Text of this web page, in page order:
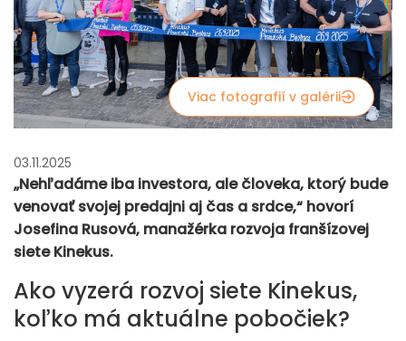
Viac fotografií v galérii
03.11.2025
„Nehľadáme iba investora, ale človeka, ktorý bude
venovať svojej predajni aj čas a srdce,“ hovorí
Josefina Rusová, manažérka rozvoja franšízovej
siete Kinekus.
Ako vyzerá rozvoj siete Kinekus,
koľko má aktuálne pobočiek?